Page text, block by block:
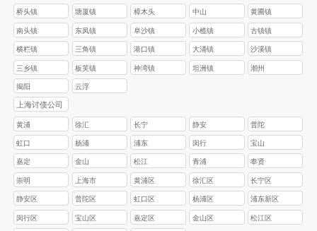
桥头镇 塘厦镇 樟木头 中山 黄圃镇
南头镇 东凤镇 阜沙镇 小榄镇 古镇镇
横栏镇 三角镇 港口镇 大涌镇 沙溪镇
三乡镇 板芙镇 神湾镇 坦洲镇 潮州
揭阳 云浮
上海讨债公司
黄浦 徐汇 长宁 静安 普陀
虹口 杨浦 浦东 闵行 宝山
嘉定 金山 松江 青浦 奉贤
崇明 上海市 黄浦区 徐汇区 长宁区
静安区 普陀区 虹口区 杨浦区 浦东新区
闵行区 宝山区 嘉定区 金山区 松江区